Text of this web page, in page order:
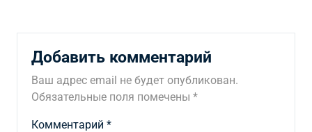
Добавить комментарий
Ваш адрес email не будет опубликован.
Обязательные поля помечены *
Комментарий *